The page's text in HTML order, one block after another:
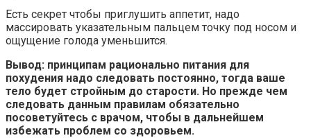
Есть секрет чтобы приглушить аппетит, надо
массировать указательным пальцем точку под носом и
ощущение голода уменьшится.
Вывод: принципам рационально питания для
похудения надо следовать постоянно, тогда ваше
тело будет стройным до старости. Но прежде чем
следовать данным правилам обязательно
посоветуйтесь с врачом, чтобы в дальнейшем
избежать проблем со здоровьем.